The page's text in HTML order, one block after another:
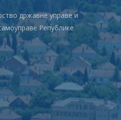
државне управе и
Републике